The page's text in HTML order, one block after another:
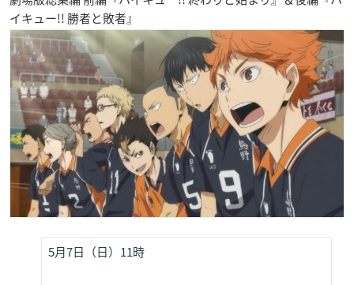
イキュー!! 勝者と敗者』
5月7日（日）11時